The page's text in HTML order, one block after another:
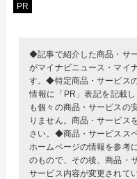
PR
◆記事で紹介した商品・サ
がマイナビニュース・マイ
す。◆特定商品・サービス
情報に「PR」表記を記載
も個々の商品・サービスの
りません。商品・サービス
さい。◆商品・サービスス
ホームページの情報を参考
のもので、その後、商品・
サービス内容が変更されて